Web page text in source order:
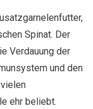
Spinat. Der
Verdauung der
und den
ehr beliebt.